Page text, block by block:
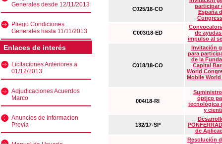
Generales desde 12/11/2013
Pliego Condiciones
Generales hasta 11/11/2013
Enlaces de interés
Licitaciones Anteriores a
01/12/2013
Adjudicaciones Acuerdos
Marco
Anuncios de Informacion
Previa
C025/18-CO
participar
España
C003/18-ED
de
impulso al
C018/18-CO
Invitación
para
de la
Capital
World
Mobile
004/18-RI
óptico
tecnológica
y
132/17-SP
de
Resolución